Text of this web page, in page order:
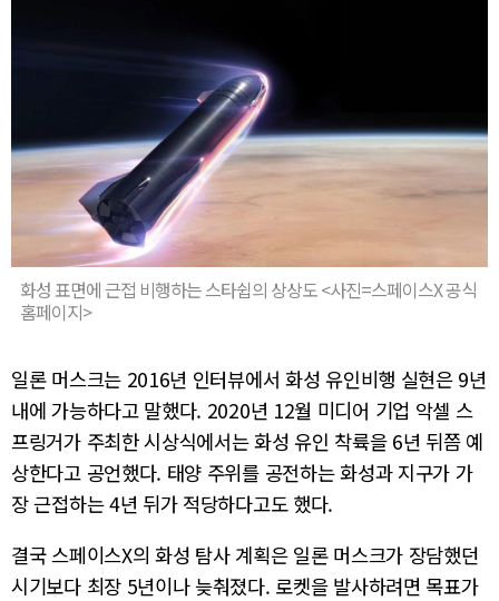
화성 표면에 근접 비행하는 스타쉽의 상상도 <사진=스페이스X 공식
홈페이지>
일론 머스크는 2016년 인터뷰에서 화성 유인비행 실현은 9년
내에 가능하다고 말했다. 2020년 12월 미디어 기업 악셀 스
프링거가 주최한 시상식에서는 화성 유인 착륙을 6년 뒤쯤 예
상한다고 공언했다. 태양 주위를 공전하는 화성과 지구가 가
장 근접하는 4년 뒤가 적당하다고도 했다.
결국 스페이스X의 화성 탐사 계획은 일론 머스크가 장담했던
시기보다 최장 5년이나 늦춰졌다. 로켓을 발사하려면 목표가